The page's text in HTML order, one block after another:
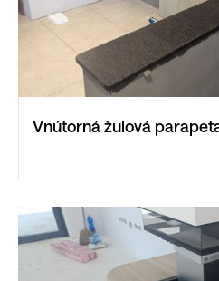
Vnútorná žulová